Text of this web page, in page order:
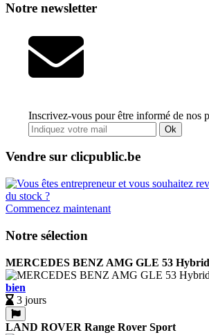
Notre newsletter
Inscrivez-vous pour être informé de nos
Ok
Vendre sur clicpublic.be
Commencez maintenant
Notre sélection
MERCEDES BENZ AMG GLE 53
bien
3 jours
LAND ROVER Range Rover Sport